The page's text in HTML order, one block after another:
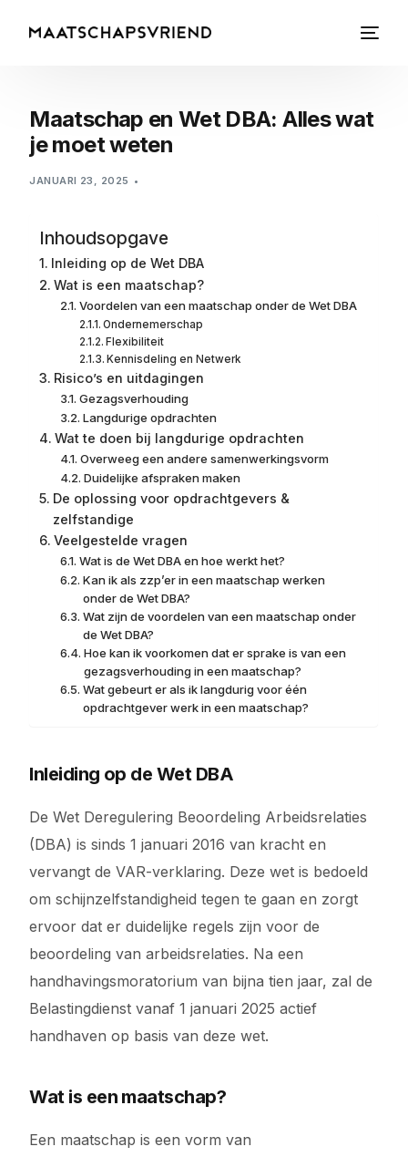
Maatschap en Wet DBA: Alles wat
je moet weten
JANUARI 23, 2025
Inhoudsopgave
Inleiding op de Wet DBA
Wat is een maatschap?
Voordelen van een maatschap onder de Wet DBA
Ondernemerschap
Flexibiliteit
Kennisdeling en Netwerk
Risico’s en uitdagingen
Gezagsverhouding
Langdurige opdrachten
Wat te doen bij langdurige opdrachten
Overweeg een andere samenwerkingsvorm
Duidelijke afspraken maken
De oplossing voor opdrachtgevers &
zelfstandige
Veelgestelde vragen
Wat is de Wet DBA en hoe werkt het?
Kan ik als zzp’er in een maatschap werken
onder de Wet DBA?
Wat zijn de voordelen van een maatschap onder
de Wet DBA?
Hoe kan ik voorkomen dat er sprake is van een
gezagsverhouding in een maatschap?
Wat gebeurt er als ik langdurig voor één
opdrachtgever werk in een maatschap?
Inleiding op de Wet DBA
De Wet Deregulering Beoordeling Arbeidsrelaties
(DBA) is sinds 1 januari 2016 van kracht en
vervangt de VAR-verklaring. Deze wet is bedoeld
om schijnzelfstandigheid tegen te gaan en zorgt
ervoor dat er duidelijke regels zijn voor de
beoordeling van arbeidsrelaties. Na een
handhavingsmoratorium van bijna tien jaar, zal de
Belastingdienst vanaf 1 januari 2025 actief
handhaven op basis van deze wet.
Wat is een maatschap?
Een maatschap is een vorm van